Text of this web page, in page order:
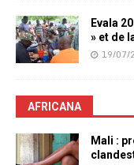
Evala
» et de
19/07/
AFRICANA
Mali :